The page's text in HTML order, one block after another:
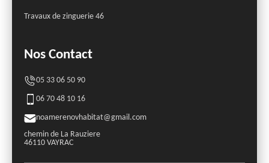
Travaux de zinguerie 46
Nos Contact
05 33 06 50 90
06 70 48 10 16
noamerenovhabitat@gmail.com
chemin de La Rauziere
46110 VAYRAC